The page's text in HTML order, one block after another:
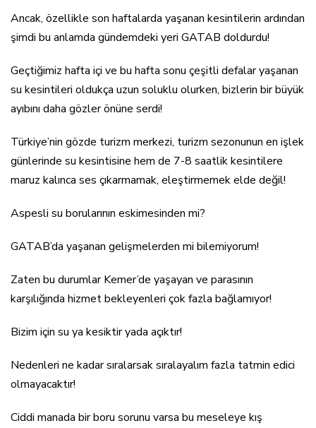
Ancak, özellikle son haftalarda yaşanan kesintilerin ardından
şimdi bu anlamda gündemdeki yeri GATAB doldurdu!
Geçtiğimiz hafta içi ve bu hafta sonu çeşitli defalar yaşanan
su kesintileri oldukça uzun soluklu olurken, bizlerin bir büyük
ayıbını daha gözler önüne serdi!
Türkiye’nin gözde turizm merkezi, turizm sezonunun en işlek
günlerinde su kesintisine hem de 7-8 saatlik kesintilere
maruz kalınca ses çıkarmamak, eleştirmemek elde değil!
Aspesli su borularının eskimesinden mi?
GATAB’da yaşanan gelişmelerden mi bilemiyorum!
Zaten bu durumlar Kemer’de yaşayan ve parasının
karşılığında hizmet bekleyenleri çok fazla bağlamıyor!
Bizim için su ya kesiktir yada açıktır!
Nedenleri ne kadar sıralarsak sıralayalım fazla tatmin edici
olmayacaktır!
Ciddi manada bir boru sorunu varsa bu meseleye kış